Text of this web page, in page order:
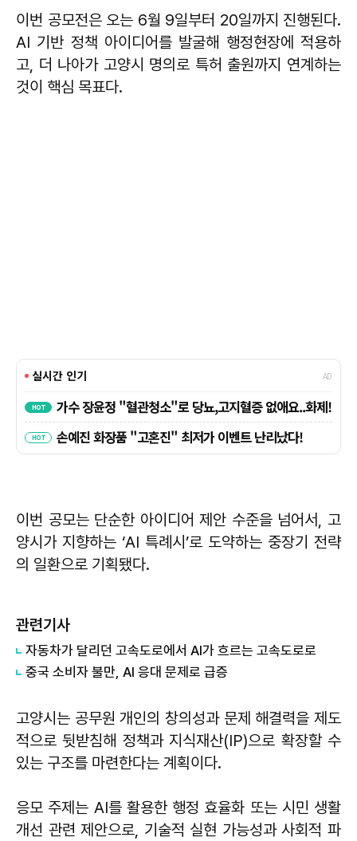
이번 공모전은 오는 6월 9일부터 20일까지 진행된다.
AI 기반 정책 아이디어를 발굴해 행정현장에 적용하
고, 더 나아가 고양시 명의로 특허 출원까지 연계하는
것이 핵심 목표다.
이번 공모는 단순한 아이디어 제안 수준을 넘어서, 고
양시가 지향하는 ‘AI 특례시’로 도약하는 중장기 전략
의 일환으로 기획됐다.
관련기사
자동차가 달리던 고속도로에서 AI가 흐르는 고속도로로
중국 소비자 불만, AI 응대 문제로 급증
고양시는 공무원 개인의 창의성과 문제 해결력을 제도
적으로 뒷받침해 정책과 지식재산(IP)으로 확장할 수
있는 구조를 마련한다는 계획이다.
응모 주제는 AI를 활용한 행정 효율화 또는 시민 생활
개선 관련 제안으로, 기술적 실현 가능성과 사회적 파